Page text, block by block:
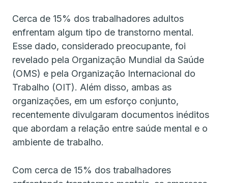
Cerca de 15% dos trabalhadores adultos
enfrentam algum tipo de transtorno mental.
Esse dado, considerado preocupante, foi
revelado pela Organização Mundial da Saúde
(OMS) e pela Organização Internacional do
Trabalho (OIT). Além disso, ambas as
organizações, em um esforço conjunto,
recentemente divulgaram documentos inéditos
que abordam a relação entre saúde mental e o
ambiente de trabalho.
Com cerca de 15% dos trabalhadores